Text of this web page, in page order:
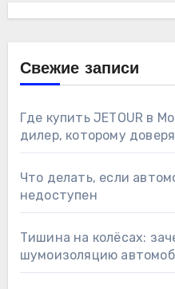
Свежие записи
Где купить JETOUR в
дилер, которому
Что делать, если
недоступен
Тишина на колёсах:
шумоизоляцию